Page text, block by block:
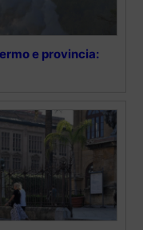
e provincia: